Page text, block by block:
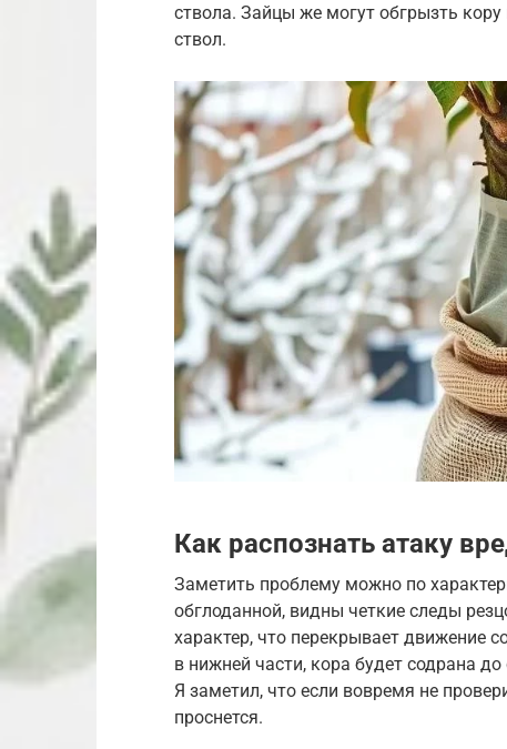
ствола. Зайцы же могут обгрызть
ствол.
Как распознать атаку
Заметить проблему можно по
обглоданной, видны четкие следы
характер, что перекрывает движение
в нижней части, кора будет содрана
Я заметил, что если вовремя не
проснется.